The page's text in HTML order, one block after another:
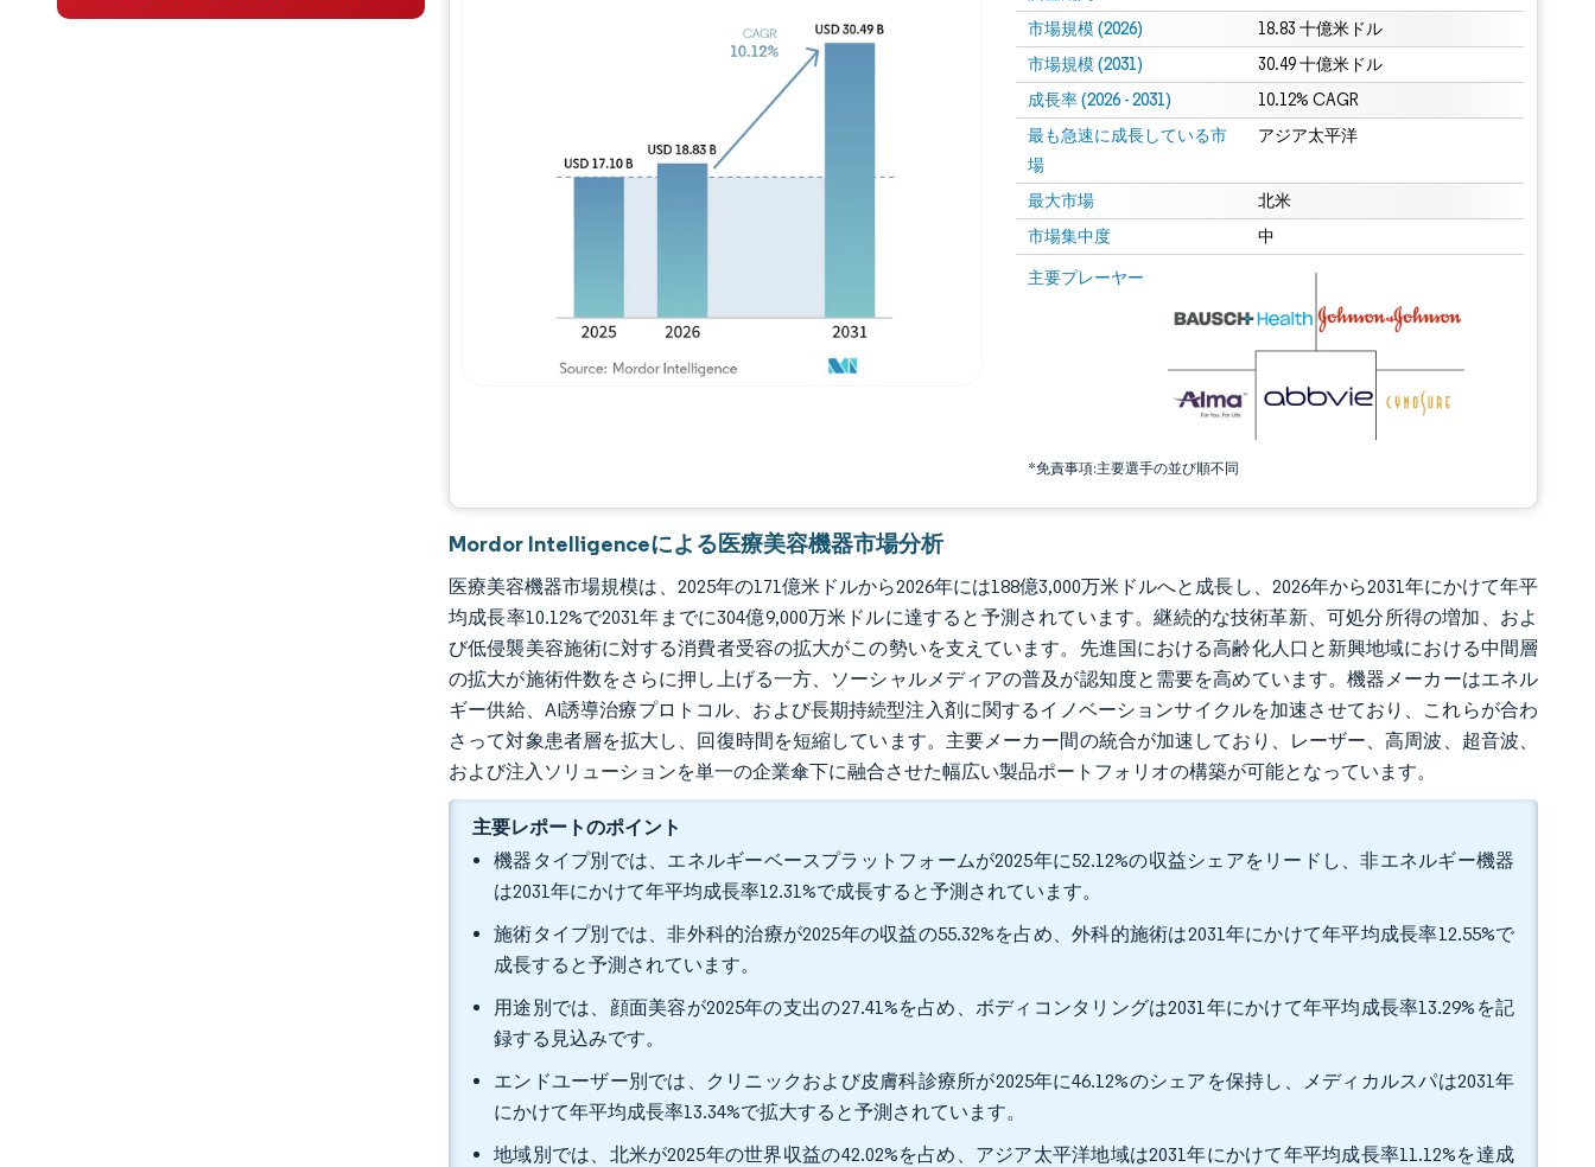
市場規模 (2026) 18.83 十億米ドル
市場規模 (2031) 30.49 十億米ドル
成長率 (2026 - 2031) 10.12% CAGR
最も急速に成長している市
場
アジア太平洋
最大市場 北米
市場集中度 中
主要プレーヤー
*免責事項:主要選手の並び順不同
画像 © Mordor Intelligence。再利用にはCC BY 4.0の表示が必要です。
画像 © Mordor Intelligence。再利用にはCC BY 4.0の表示が必要です。
Mordor Intelligenceによる医療美容機器市場分析
医療美容機器市場規模は、2025年の171億米ドルから2026年には188億3,000万米ドルへと成長し、2026年から2031年にかけて年平
均成長率10.12%で2031年までに304億9,000万米ドルに達すると予測されています。継続的な技術革新、可処分所得の増加、およ
び低侵襲美容施術に対する消費者受容の拡大がこの勢いを支えています。先進国における高齢化人口と新興地域における中間層
の拡大が施術件数をさらに押し上げる一方、ソーシャルメディアの普及が認知度と需要を高めています。機器メーカーはエネル
ギー供給、AI誘導治療プロトコル、および長期持続型注入剤に関するイノベーションサイクルを加速させており、これらが合わ
さって対象患者層を拡大し、回復時間を短縮しています。主要メーカー間の統合が加速しており、レーザー、高周波、超音波、
および注入ソリューションを単一の企業傘下に融合させた幅広い製品ポートフォリオの構築が可能となっています。
主要レポートのポイント
機器タイプ別では、エネルギーベースプラットフォームが2025年に52.12%の収益シェアをリードし、非エネルギー機器
は2031年にかけて年平均成長率12.31%で成長すると予測されています。
施術タイプ別では、非外科的治療が2025年の収益の55.32%を占め、外科的施術は2031年にかけて年平均成長率12.55%で
成長すると予測されています。
用途別では、顔面美容が2025年の支出の27.41%を占め、ボディコンタリングは2031年にかけて年平均成長率13.29%を記
録する見込みです。
エンドユーザー別では、クリニックおよび皮膚科診療所が2025年に46.12%のシェアを保持し、メディカルスパは2031年
にかけて年平均成長率13.34%で拡大すると予測されています。
地域別では、北米が2025年の世界収益の42.02%を占め、アジア太平洋地域は2031年にかけて年平均成長率11.12%を達成